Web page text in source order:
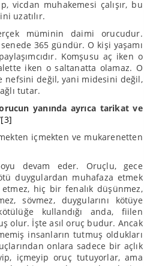
vicdan muhakemesi çalışır, bu
uzatılır.
müminin daimi orucudur.
365 gündür. O kişi yaşamı
Komşusu aç iken o
iken o saltanatta olamaz. O
nefsini değil, yani midesini değil,
tutar.
yanında ayrıca tarikat ve
[3]
içmekten ve mukarenetten
devam eder. Oruçlu, gece
duygulardan muhafaza etmek
hiç bir fenalık düşünmez,
sövmez, duygularını kötüye
kullandığı anda, fiilen
olur. İşte asıl oruç budur. Ancak
insanların tutmuş oldukları
onlara sadece bir açlık
içmeyip oruç tutuyorlar, ama